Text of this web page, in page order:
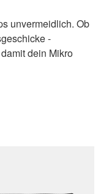
unvermeidlich. Ob
-
dein Mikro